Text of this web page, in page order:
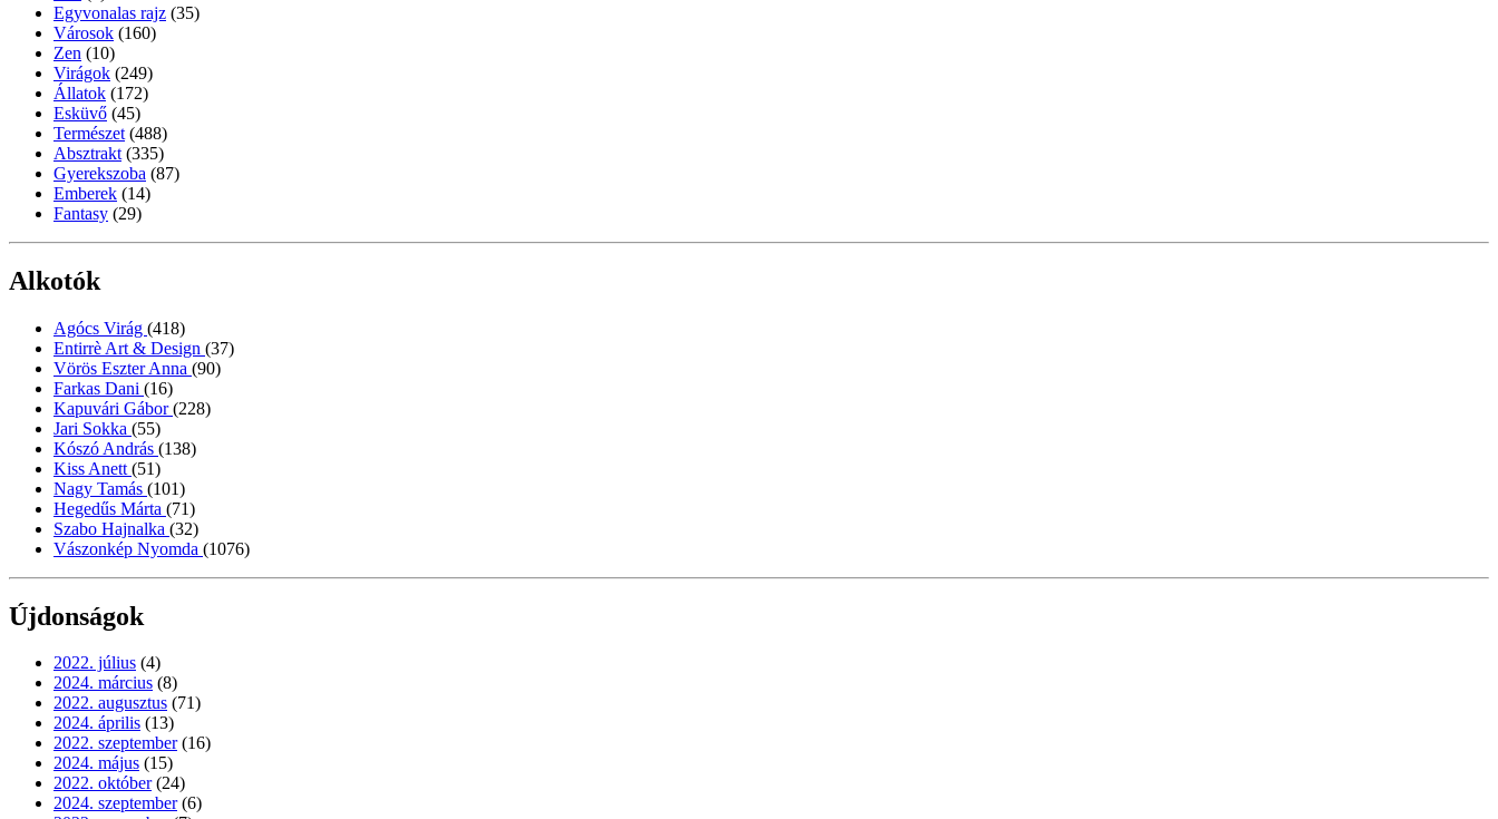
Egyvonalas rajz (35)
Városok (160)
Zen (10)
Virágok (249)
Állatok (172)
Esküvő (45)
Természet (488)
Absztrakt (335)
Gyerekszoba (87)
Emberek (14)
Fantasy (29)
Alkotók
Agócs Virág (418)
Entirrè Art & Design (37)
Vörös Eszter Anna (90)
Farkas Dani (16)
Kapuvári Gábor(228)
Jari Sokka (55)
Kószó András (138)
Kiss Anett (51)
Nagy Tamás (101)
Hegedűs Márta (71)
Szabo Hajnalka (32)
Vászonkép Nyomda (1076)
Újdonságok
2022. július (4)
2024. március (8)
2022. augusztus (71)
2024. április (13)
2022. szeptember (16)
2024. május (15)
2022. október (24)
2024. szeptember (6)